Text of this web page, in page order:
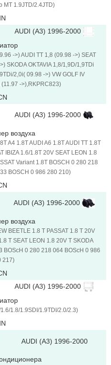
MT 1.9JTD/2.4JTD)
IN
AUDI (A3) 1996-2000
->) AUDI TT 1,8 (09.98 ->) SEAT
SKODA OKTAVIA 1,8/1,9D/1,9TDi
2,0i( 09.98 ->) VW GOLF IV
->),RKPRC823)
AUDI (A3) 1996-2000
воздуха
A4 1.8T AUDI A6 1.8T AUDI TT 1.8T
IBIZA 1.6/1.8T 20V SEAT LEON 1.8
Variant 1.8T BOSCH 0 280 218
BOSCH 0 986 280 210)
AUDI (A3) 1996-2000
воздуха
BEETLE 1.8 T PASSAT 1.8 T 20V
T SEAT LEON 1.8 20V T SKODA
BOScH 0 280 218 064 BOScH 0 986
217)
AUDI (A3) 1996-2000
1.8/1.9SDI/1.9TDI/2.0/2.3)
IN
AUDI (A3) 1996-2000